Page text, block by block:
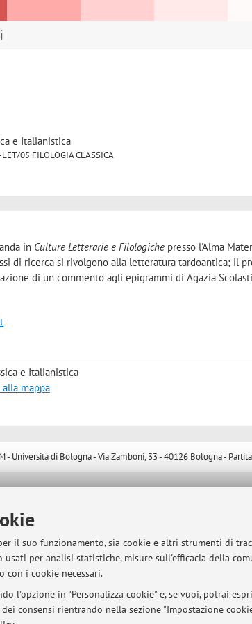
il suo funzionamento, sia cookie e altri strumenti di
per analisi statistiche, misure sull'efficacia della
con i cookie necessari.
l'opzione in "Personalizza cookie" e, se vuoi, potrai
consensi rientrando nella sezione "Impostazione
e Italianistica
05 FILOLOGIA CLASSICA
in Culture Letterarie e Filologiche presso l'Alma
di ricerca si rivolgono alla letteratura tardoantica; il
di un commento agli epigrammi di Agazia
e Italianistica
alla mappa
- Università di Bologna - Via Zamboni, 33 - 40126 Bologna -